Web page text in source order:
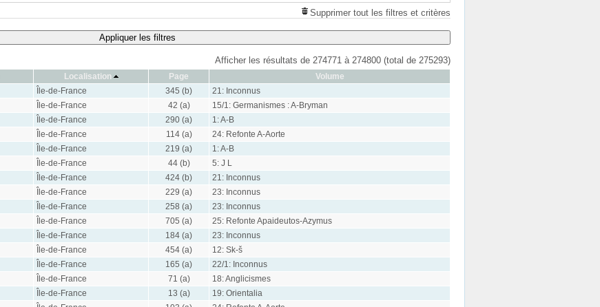
Supprimer tout les filtres et critères
Appliquer les filtres
Afficher les résultats de 274771 à 274800 (total de 275293)
Localisation Page
Volume
Île-de-France 345 (b)
21: Inconnus
Île-de-France 42 (a)
15/1: Germanismes : A-Bryman
Île-de-France 290 (a)
1: A-B
Île-de-France 114 (a)
24: Refonte A-Aorte
Île-de-France 219 (a)
1: A-B
Île-de-France 44 (b)
5: J L
Île-de-France 424 (b)
21: Inconnus
Île-de-France 229 (a)
23: Inconnus
Île-de-France 258 (a)
23: Inconnus
Île-de-France 705 (a)
25: Refonte Apaideutos-Azymus
Île-de-France 184 (a)
23: Inconnus
Île-de-France 454 (a)
12: Sk-š
Île-de-France 165 (a)
22/1: Inconnus
Île-de-France 71 (a)
18: Anglicismes
Île-de-France 13 (a)
19: Orientalia